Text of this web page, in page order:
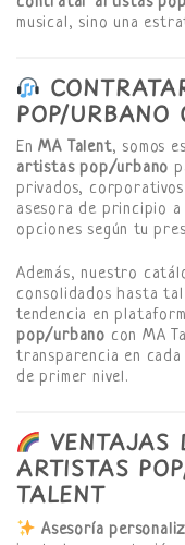
musical, sino una
POP/
EnMA Talent, somos
artistas pop/urbano
privados,
asesora de principio
opciones según tu
Además, nuestro
consolidados hasta
tendencia en
pop/urbano con MA
transparencia en
de primer nivel.
VENTAJAS
ARTISTAS
TALENT
Asesoría